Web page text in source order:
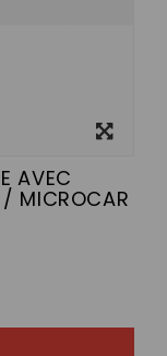
AVEC
/ MICROCAR